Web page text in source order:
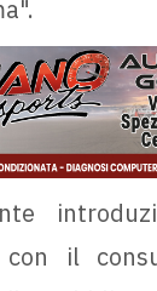
con il